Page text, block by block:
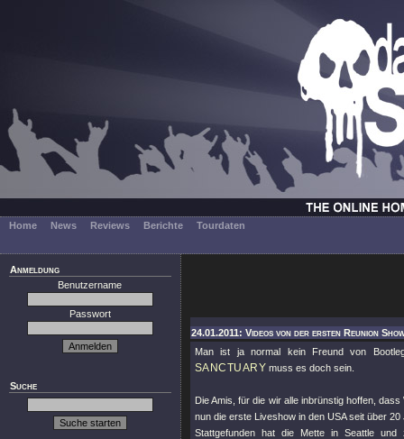
Home News Reviews Berichte Tourdaten
Anmeldung
Benutzername
Passwort
Suche
24.01.2011: Videos von der ersten Reunion
Man ist ja normal kein Freund von
SANCTUARY muss es doch sein.
Die Amis, für die wir alle inbrünstig hoffen,
nun die erste Liveshow in den USA seit über 20
Stattgefunden hat die Mette in Seattle